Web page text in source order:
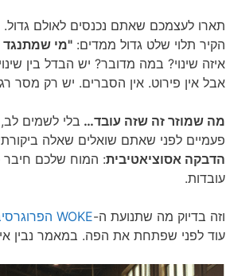
תארו לעצמכם שאתם נכנסים לאולם גדול.
הקיר תלוי שלט גדול ממדים: "מי שמתנגד
איזה שינוי? במה מדובר? יש הבדל בין
אבל אין פירוט. אין הסברים. יש רק מסר
מה שמוזר זה שזה עובד… בלי לשמים
פעמיים לפני שאתם שואלים שאלה
הדבקה אסוציאטיבית: המוח שלכם
עובדות.
וזה בדיוק מה שתנועת ה-WOKE
עוד לפני שפתחת את הפה. במאמר נבין